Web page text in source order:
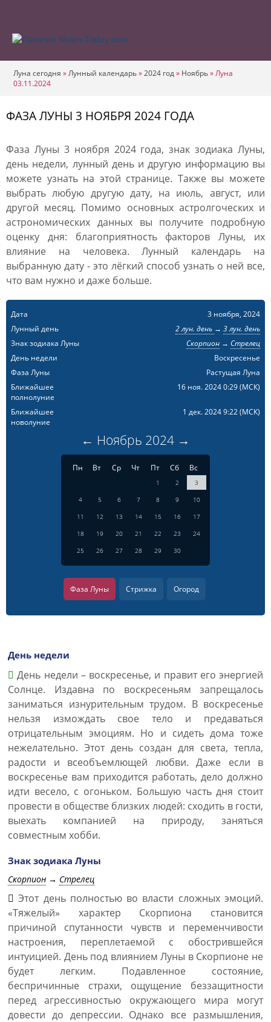
Луна сегодня »Лунный календарь»2024 год» Ноябрь»Луна
03.11.2024
ФАЗА ЛУНЫ 3 НОЯБРЯ 2024 ГОДА
Фаза Луны 3 ноября 2024 года, знак зодиака Луны,
день недели, лунный день и другую информацию вы
можете узнать на этой странице. Также вы можете
выбрать любую другую дату, на июль, август, или
другой месяц. Помимо основных астролгоческих и
астрономических данных вы получите подробную
оценку дня: благоприятность факторов Луны, их
влияние на человека. Лунный календарь на
выбранную дату - это лёгкий способ узнать о ней все,
что вам нужно и даже больше.
Дата
3 ноября, 2024
Лунный день
2 лун. день → 3 лун. день
Знак зодиака Луны
Скорпион→ Стрелец
День недели
Воскресенье
Фаза Луны
Растущая Луна
Ближайшее
полнолуние
16 ноя. 2024 0:29(МСК)
Ближайшее
новолуние
1 дек. 2024 9:22(МСК)
← Ноябрь 2024 →
Пн Вт Ср Чт Пт Сб Вс
1 2
3
4
5 6 7 8 9
10
11
12 13 14 15 16
17
18
19 20 21 22 23
24
25
26 27 28 29 30
Фаза Луны Стрижка Огород
День недели
День недели – воскресенье, и правит его энергией
Солнце. Издавна по воскресеньям запрещалось
заниматься изнурительным трудом. В воскресенье
нельзя измождать свое тело и предаваться
отрицательным эмоциям. Но и сидеть дома тоже
нежелательно. Этот день создан для света, тепла,
радости и всеобъемлющей любви. Даже если в
воскресенье вам приходится работать, дело должно
идти весело, с огоньком. Большую часть дня стоит
провести в обществе близких людей: сходить в гости,
выехать компанией на природу, заняться
совместным хобби.
Знак зодиака Луны
Скорпион → Стрелец
Этот день полностью во власти сложных эмоций.
«Тяжелый» характер Скорпиона становится
причиной спутанности чувств и переменчивости
настроения, переплетаемой с обострившейся
интуицией. День под влиянием Луны в Скорпионе не
будет легким. Подавленное состояние,
беспричинные страхи, ощущение беззащитности
перед агрессивностью окружающего мира могут
довести до депрессии. Однако все размышления,